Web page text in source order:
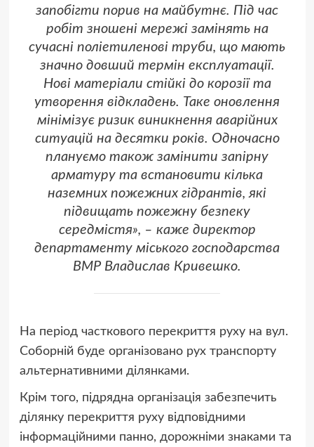
запобігти порив на майбутнє. Під час
робіт зношені мережі замінять на
сучасні поліетиленові труби, що мають
значно довший термін експлуатації.
Нові матеріали стійкі до корозії та
утворення відкладень. Таке оновлення
мінімізує ризик виникнення аварійних
ситуацій на десятки років. Одночасно
плануємо також замінити запірну
арматуру та встановити кілька
наземних пожежних гідрантів, які
підвищать пожежну безпеку
середмістя», – каже директор
департаменту міського господарства
ВМР Владислав Кривешко.
На період часткового перекриття руху на вул.
Соборній буде організовано рух транспорту
альтернативними ділянками.
Крім того, підрядна організація забезпечить
ділянку перекриття руху відповідними
інформаційними панно, дорожніми знаками та